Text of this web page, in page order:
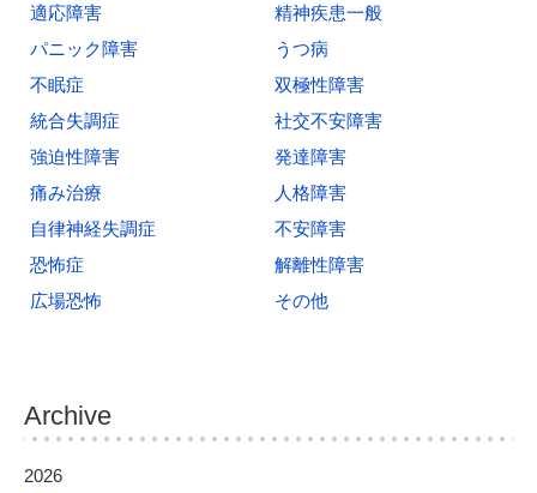
適応障害
精神疾患一般
パニック障害
うつ病
不眠症
双極性障害
統合失調症
社交不安障害
強迫性障害
発達障害
痛み治療
人格障害
自律神経失調症
不安障害
恐怖症
解離性障害
広場恐怖
その他
Archive
2026